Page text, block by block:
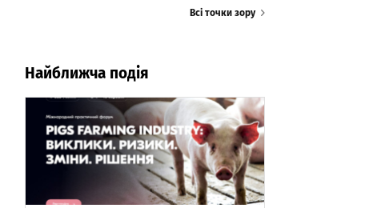
Всі точки зору
Найближча подія